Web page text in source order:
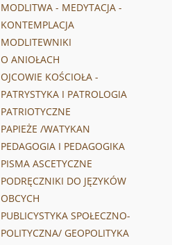
MODLITWA - MEDYTACJA -
KONTEMPLACJA
MODLITEWNIKI
O ANIOŁACH
OJCOWIE KOŚCIOŁA -
PATRYSTYKA I PATROLOGIA
PATRIOTYCZNE
PAPIEŻE /WATYKAN
PEDAGOGIA I PEDAGOGIKA
PISMA ASCETYCZNE
PODRĘCZNIKI DO JĘZYKÓW
OBCYCH
PUBLICYSTYKA SPOŁECZNO-
POLITYCZNA/ GEOPOLITYKA